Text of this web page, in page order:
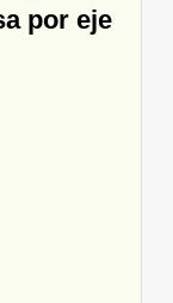
por eje